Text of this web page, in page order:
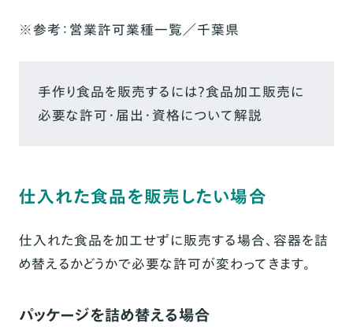
※参考： 営業許可業種一覧／千葉県
手作り食品を販売するには？食品加工販売に
必要な許可・届出・資格について解説
仕入れた食品を販売したい場合
仕入れた食品を加工せずに販売する場合、容器を詰
め替えるかどうかで必要な許可が変わってきます。
パッケージを詰め替える場合